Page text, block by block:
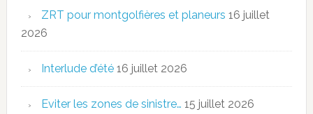
ZRT pour montgolfières et planeurs 16 juillet
2026
Interlude d’été 16 juillet 2026
Eviter les zones de sinistre… 15 juillet 2026